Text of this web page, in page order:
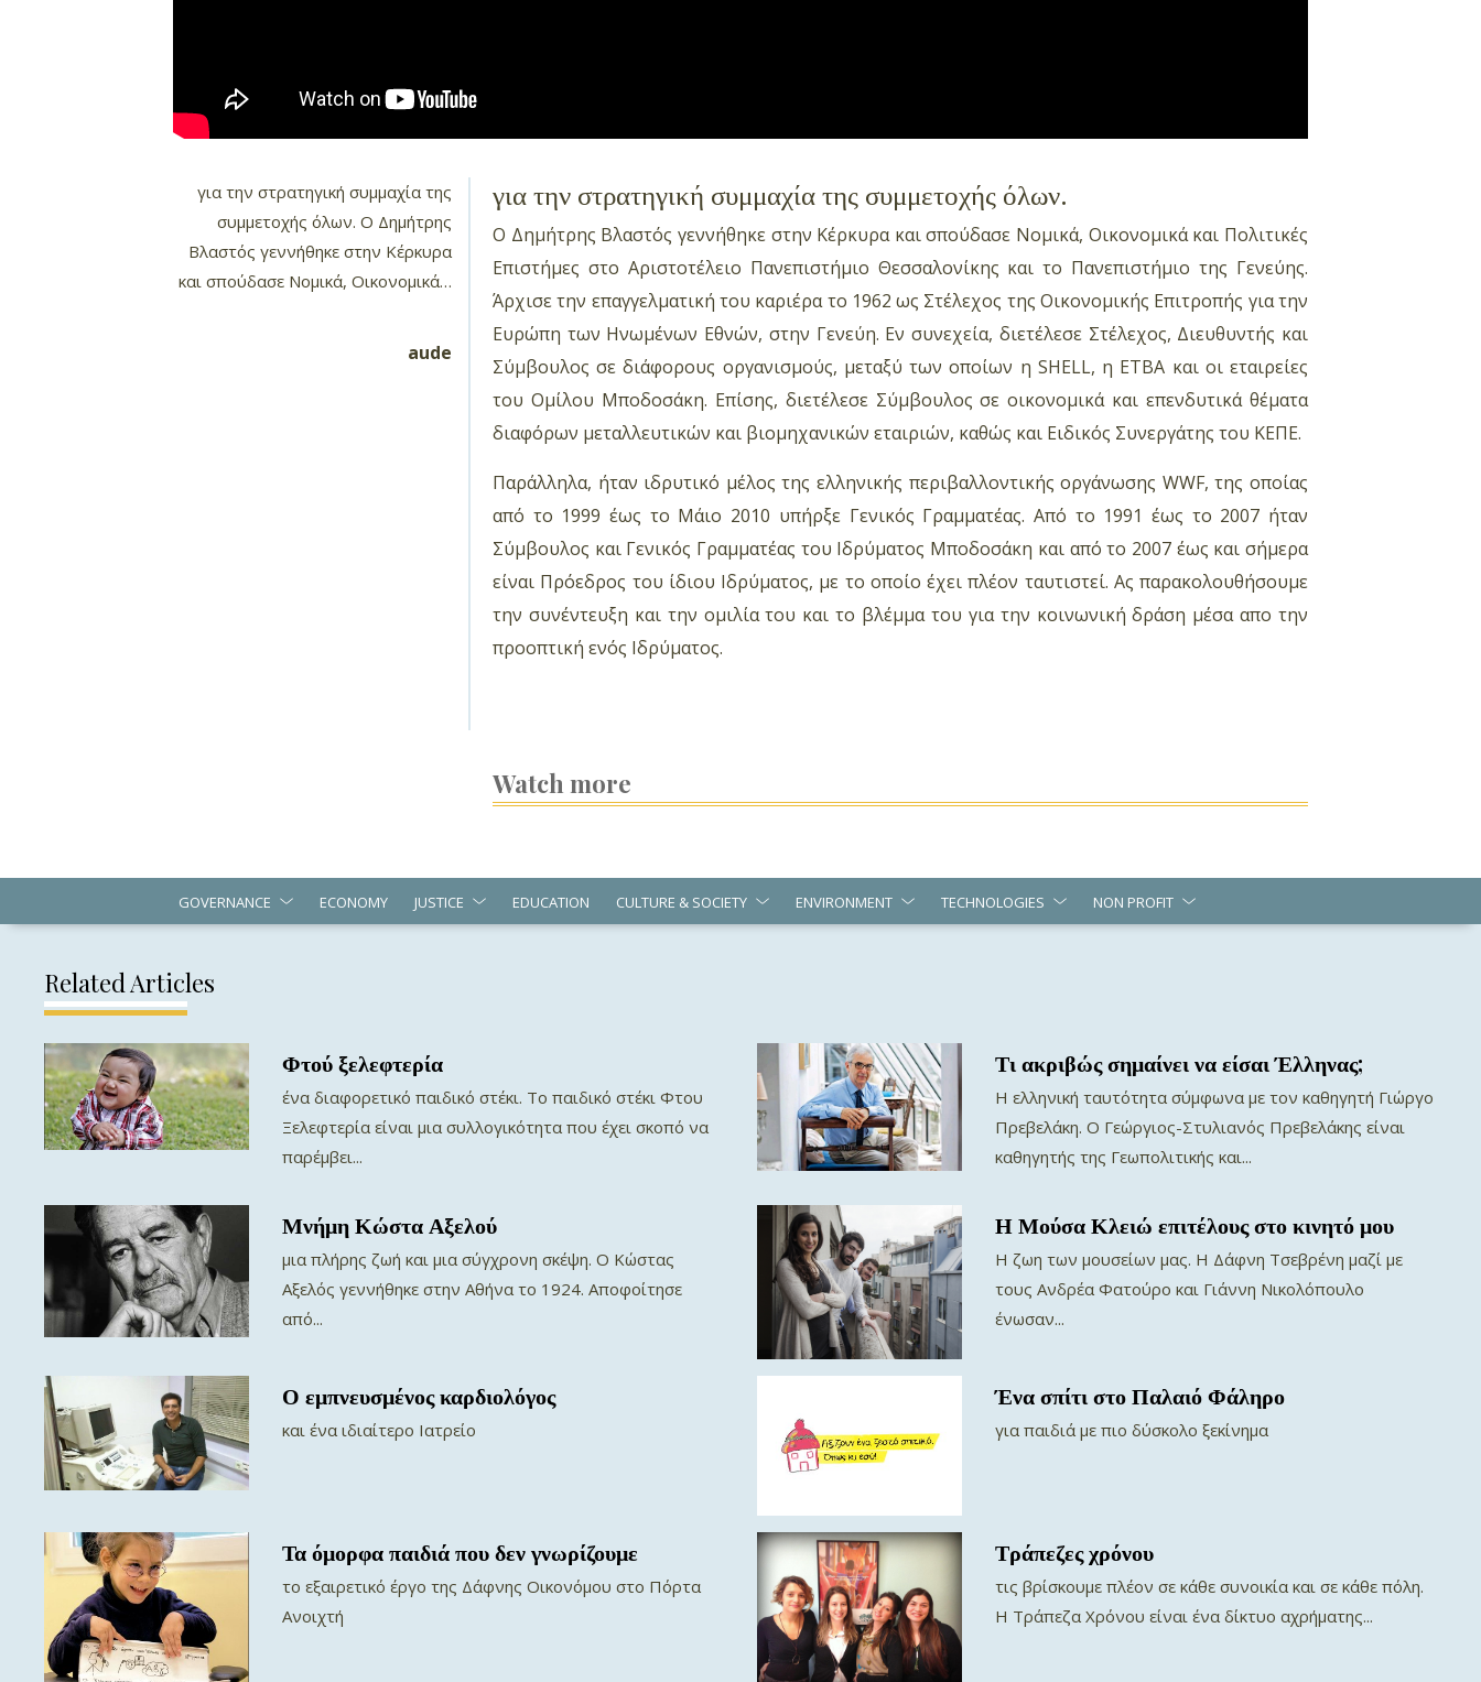
για την στρατηγική συμμαχία της
συμμετοχής όλων. Ο Δημήτρης
Βλαστός γεννήθηκε στην Κέρκυρα
και σπούδασε Νομικά, Οικονομικά…
aude
για την στρατηγική συμμαχία της συμμετοχής όλων.
Ο Δημήτρης Βλαστός γεννήθηκε στην Κέρκυρα και σπούδασε Νομικά, Οικονομικά και Πολιτικές
Επιστήμες στο Αριστοτέλειο Πανεπιστήμιο Θεσσαλονίκης και το Πανεπιστήμιο της Γενεύης.
Άρχισε την επαγγελματική του καριέρα το 1962 ως Στέλεχος της Οικονομικής Επιτροπής για την
Ευρώπη των Ηνωμένων Εθνών, στην Γενεύη. Εν συνεχεία, διετέλεσε Στέλεχος, Διευθυντής και
Σύμβουλος σε διάφορους οργανισμούς, μεταξύ των οποίων η SHELL, η ΕΤΒΑ και οι εταιρείες
του Ομίλου Μποδοσάκη. Επίσης, διετέλεσε Σύμβουλος σε οικονομικά και επενδυτικά θέματα
διαφόρων μεταλλευτικών και βιομηχανικών εταιριών, καθώς και Ειδικός Συνεργάτης του ΚΕΠΕ.
Παράλληλα, ήταν ιδρυτικό μέλος της ελληνικής περιβαλλοντικής οργάνωσης WWF, της οποίας
από το 1999 έως το Μάιο 2010 υπήρξε Γενικός Γραμματέας. Από το 1991 έως το 2007 ήταν
Σύμβουλος και Γενικός Γραμματέας του Ιδρύματος Μποδοσάκη και από το 2007 έως και σήμερα
είναι Πρόεδρος του ίδιου Ιδρύματος, με το οποίο έχει πλέον ταυτιστεί. Ας παρακολουθήσουμε
την συνέντευξη και την ομιλία του και το βλέμμα του για την κοινωνική δράση μέσα απο την
προοπτική ενός Ιδρύματος.
Watch more
GOVERNANCE ECONOMY JUSTICE EDUCATION CULTURE & SOCIETY ENVIRONMENT TECHNOLOGIES NON PROFIT
Related Articles
Φτού ξελεφτερία
ένα διαφορετικό παιδικό στέκι. Το παιδικό στέκι Φτου
Ξελεφτερία είναι μια συλλογικότητα που έχει σκοπό να
παρέμβει...
Τι ακριβώς σημαίνει να είσαι Έλληνας;
Η ελληνική ταυτότητα σύμφωνα με τον καθηγητή Γιώργο
Πρεβελάκη. Ο Γεώργιος-Στυλιανός Πρεβελάκης είναι
καθηγητής της Γεωπολιτικής και...
Μνήμη Κώστα Αξελού
μια πλήρης ζωή και μια σύγχρονη σκέψη. O Κώστας
Αξελός γεννήθηκε στην Αθήνα το 1924. Αποφοίτησε
από...
Η Μούσα Κλειώ επιτέλους στο κινητό μου
Η ζωη των μουσείων μας. H Δάφνη Τσεβρένη μαζί με
τους Ανδρέα Φατούρο και Γιάννη Νικολόπουλο
ένωσαν...
Ο εμπνευσμένος καρδιολόγος
και ένα ιδιαίτερο Ιατρείο
Ένα σπίτι στο Παλαιό Φάληρο
για παιδιά με πιο δύσκολο ξεκίνημα
Τα όμορφα παιδιά που δεν γνωρίζουμε
το εξαιρετικό έργο της Δάφνης Οικονόμου στο Πόρτα
Ανοιχτή
Τράπεζες χρόνου
τις βρίσκουμε πλέον σε κάθε συνοικία και σε κάθε πόλη.
Η Τράπεζα Χρόνου είναι ένα δίκτυο αχρήματης...